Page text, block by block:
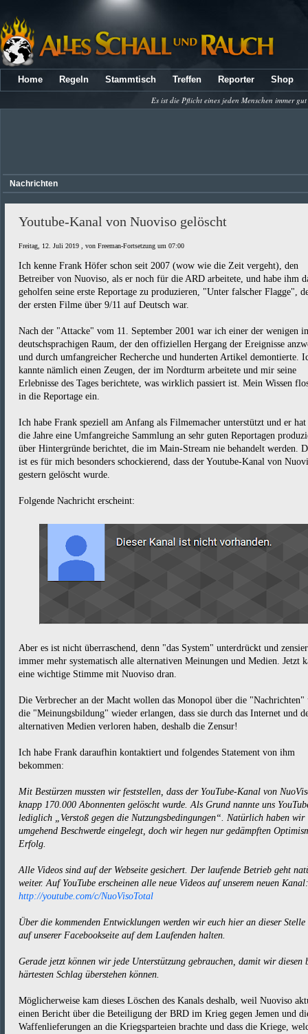
Home Regeln Stammtisch Treffen Reporter
Shop
Es ist die Pflicht eines jeden Menschen immer
Nachrichten
Youtube-Kanal von Nuoviso gelöscht
Freitag, 12. Juli 2019 , von Freeman-Fortsetzung um 07:00
Ich kenne Frank Höfer schon seit 2007 (wow wie die Zeit vergeht), den
Betreiber von Nuoviso, als er noch für die ARD arbeitete, und habe ihm
geholfen seine erste Reportage zu produzieren, "Unter falscher Flagge",
der ersten Filme über 9/11 auf Deutsch war.
Nach der "Attacke" vom 11. September 2001 war ich einer der wenigen
deutschsprachigen Raum, der den offiziellen Hergang der Ereignisse
und durch umfangreicher Recherche und hunderten Artikel demontierte.
kannte nämlich einen Zeugen, der im Nordturm arbeitete und mir seine
Erlebnisse des Tages berichtete, was wirklich passiert ist. Mein Wissen
in die Reportage ein.
Ich habe Frank speziell am Anfang als Filmemacher unterstützt und er hat
die Jahre eine Umfangreiche Sammlung an sehr guten Reportagen
über Hintergründe berichtet, die im Main-Stream nie behandelt werden.
ist es für mich besonders schockierend, dass der Youtube-Kanal von
gestern gelöscht wurde.
Folgende Nachricht erscheint:
Aber es ist nicht überraschend, denn "das System" unterdrückt und
immer mehr systematisch alle alternativen Meinungen und Medien. Jetzt
eine wichtige Stimme mit Nuoviso dran.
Die Verbrecher an der Macht wollen das Monopol über die "Nachrichten"
die "Meinungsbildung" wieder erlangen, dass sie durch das Internet und
alternativen Medien verloren haben, deshalb die Zensur!
Ich habe Frank daraufhin kontaktiert und folgendes Statement von ihm
bekommen:
Mit Bestürzen mussten wir feststellen, dass der YouTube-Kanal von
knapp 170.000 Abonnenten gelöscht wurde. Als Grund nannte uns
lediglich „Verstoß gegen die Nutzungsbedingungen“. Natürlich haben wir
umgehend Beschwerde eingelegt, doch wir hegen nur gedämpften
Erfolg.
Alle Videos sind auf der Webseite gesichert. Der laufende Betrieb geht
weiter. Auf YouTube erscheinen alle neue Videos auf unserem neuen Kanal:
http://youtube.com/c/NuoVisoTotal
Über die kommenden Entwicklungen werden wir euch hier an dieser Stelle
auf unserer Facebookseite auf dem Laufenden halten.
Gerade jetzt können wir jede Unterstützung gebrauchen, damit wir diesen
härtesten Schlag überstehen können.
Möglicherweise kam dieses Löschen des Kanals deshalb, weil Nuoviso
einen Bericht über die Beteiligung der BRD im Krieg gegen Jemen und
Waffenlieferungen an die Kriegsparteien brachte und dass die Kriege,